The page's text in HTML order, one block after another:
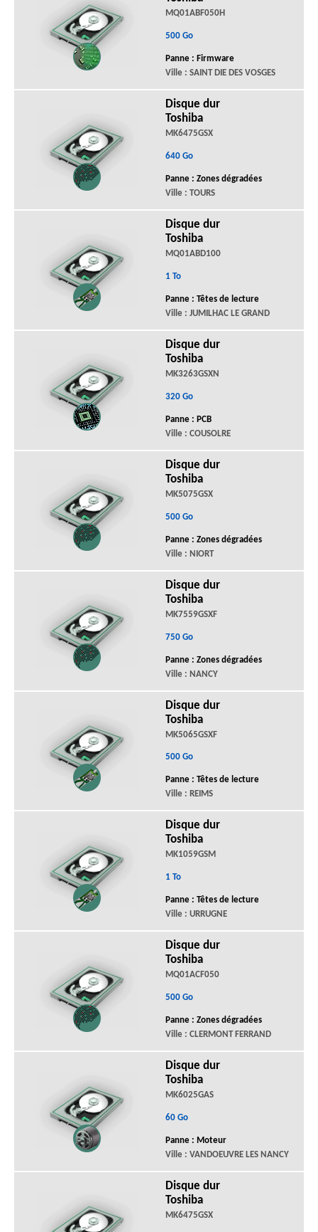
MQ01ABF050H
500 Go
Panne : Firmware
Ville : SAINT DIE DES VOSGES
Disque dur
Toshiba
MK6475GSX
640 Go
Panne : Zones dégradées
Ville : TOURS
Disque dur
Toshiba
MQ01ABD100
1 To
Panne : Têtes de lecture
Ville : JUMILHAC LE GRAND
Disque dur
Toshiba
MK3263GSXN
320 Go
Panne : PCB
Ville : COUSOLRE
Disque dur
Toshiba
MK5075GSX
500 Go
Panne : Zones dégradées
Ville : NIORT
Disque dur
Toshiba
MK7559GSXF
750 Go
Panne : Zones dégradées
Ville : NANCY
Disque dur
Toshiba
MK5065GSXF
500 Go
Panne : Têtes de lecture
Ville : REIMS
Disque dur
Toshiba
MK1059GSM
1 To
Panne : Têtes de lecture
Ville : URRUGNE
Disque dur
Toshiba
MQ01ACF050
500 Go
Panne : Zones dégradées
Ville : CLERMONT FERRAND
Disque dur
Toshiba
MK6025GAS
60 Go
Panne : Moteur
Ville : VANDOEUVRE LES NANCY
Disque dur
Toshiba
MK6475GSX